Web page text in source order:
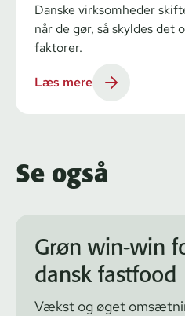
Danske virksomheder
når de gør, så skyldes
faktorer.
Læs mere
Se også
Grøn win-win
dansk fastfood
Vækst og øget